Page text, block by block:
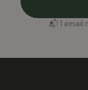
📬 1 email